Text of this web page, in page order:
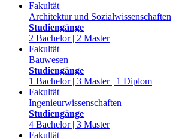
Fakultät
Architektur und Sozialwissenschaften
Studiengänge
2 Bachelor | 2 Master
Fakultät
Bauwesen
Studiengänge
1 Bachelor | 3 Master | 1 Diplom
Fakultät
Ingenieurwissenschaften
Studiengänge
4 Bachelor | 3 Master
Fakultät